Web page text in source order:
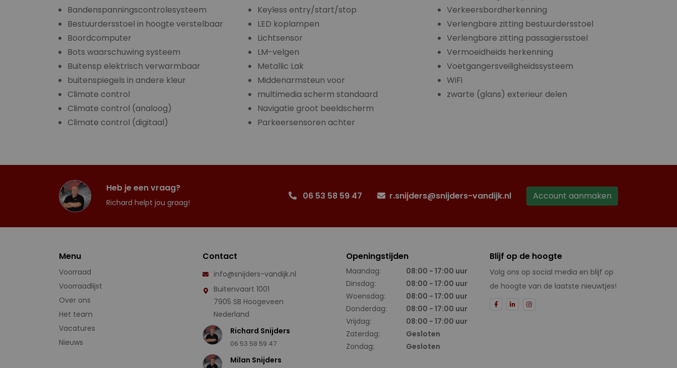
Bandenspanningscontrolesysteem
Bestuurdersstoel in hoogte verstelbaar
Boordcomputer
Bots waarschuwing systeem
Buitensp elektrisch verwarmbaar
buitenspiegels in andere kleur
Climate control
Climate control (analoog)
Climate control (digitaal)
Keyless entry/start/stop
LED koplampen
Lichtsensor
LM-velgen
Metallic Lak
Middenarmsteun voor
multimedia scherm standaard
Navigatie groot beeldscherm
Parkeersensoren achter
Verkeersbordherkenning
Verlengbare zitting bestuurdersstoel
Verlengbare zitting passagiersstoel
Vermoeidheids herkenning
Voetgangersveiligheidssysteem
WiFi
zwarte (glans) exterieur delen
Heb je een vraag?
Richard helpt jou graag!
06 53 58 59 47 r.snijders@snijders-vandijk.nl Account aanmaken
Menu
Voorraad
Voorraadlijst
Over ons
Het team
Vacatures
Nieuws
Contact
info@snijders-vandijk.nl
Buitenvaart 1001
7905 SB Hoogeveen
Nederland
Richard Snijders
06 53 58 59 47
Milan Snijders
Openingstijden
Maandag:
08:00 - 17:00 uur
Dinsdag:
08:00 - 17:00 uur
Woensdag:
08:00 - 17:00 uur
Donderdag:
08:00 - 17:00 uur
Vrijdag:
08:00 - 17:00 uur
Zaterdag:
Gesloten
Zondag:
Gesloten
Blijf op de hoogte
Volg ons op social media en blijf op
de hoogte van de laatste nieuwtjes!